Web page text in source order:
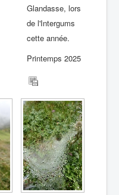
Glandasse, lors
de l'Intergums
cette année.
Printemps 2025